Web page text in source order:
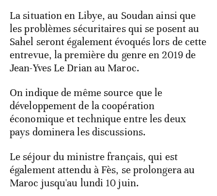
La situation en Libye, au Soudan ainsi que
les problèmes sécuritaires qui se posent au
Sahel seront également évoqués lors de cette
entrevue, la première du genre en 2019 de
Jean-Yves Le Drian au Maroc.
On indique de même source que le
développement de la coopération
économique et technique entre les deux
pays dominera les discussions.
Le séjour du ministre français, qui est
également attendu à Fès, se prolongera au
Maroc jusqu'au lundi 10 juin.